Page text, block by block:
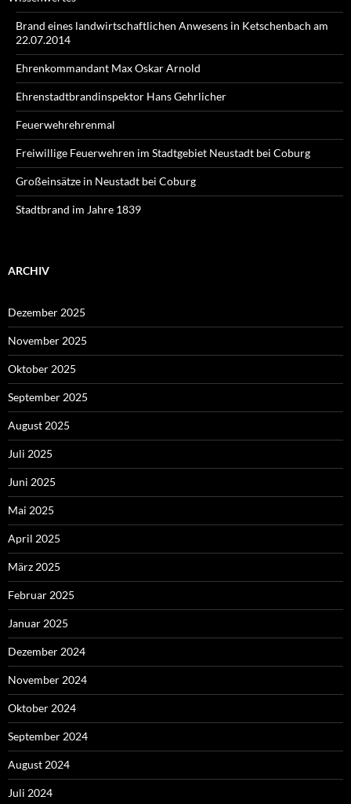
Brand eines landwirtschaftlichen Anwesens in Ketschenbach am
22.07.2014
Ehrenkommandant Max Oskar Arnold
Ehrenstadtbrandinspektor Hans Gehrlicher
Feuerwehrehrenmal
Freiwillige Feuerwehren im Stadtgebiet Neustadt bei Coburg
Großeinsätze in Neustadt bei Coburg
Stadtbrand im Jahre 1839
ARCHIV
Dezember 2025
November 2025
Oktober 2025
September 2025
August 2025
Juli 2025
Juni 2025
Mai 2025
April 2025
März 2025
Februar 2025
Januar 2025
Dezember 2024
November 2024
Oktober 2024
September 2024
August 2024
Juli 2024